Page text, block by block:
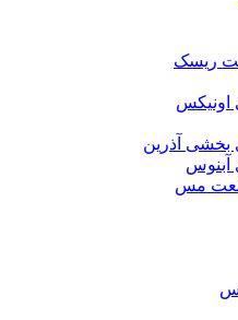
ریسک
اونیکس
بخشی آذرین
آبنوس
مس